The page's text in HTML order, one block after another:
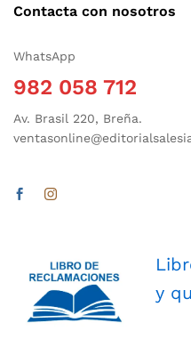
Contacta con nosotros
WhatsApp
982 058 712
Av. Brasil 220, Breña.
y